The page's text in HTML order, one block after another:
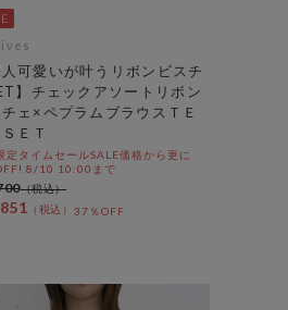
人可愛いが叶うリボンビスチ
】チェックアソートリボン
ェ×ペプラムブラウスＴＥ
ＥＴ
定タイムセールSALE価格から更に
8/10 10:00まで
37％OFF